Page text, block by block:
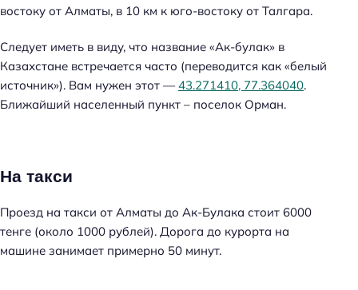
востоку от Алматы, в 10 км к юго-востоку от Талгара.
Следует иметь в виду, что название «Ак-булак» в
Казахстане встречается часто (переводится как «белый
источник»). Вам нужен этот — 43.271410, 77.364040.
Ближайший населенный пункт – поселок Орман.
На такси
Проезд на такси от Алматы до Ак-Булака стоит 6000
тенге (около 1000 рублей). Дорога до курорта на
машине занимает примерно 50 минут.